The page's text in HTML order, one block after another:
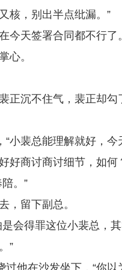
核，别出半点纰漏。”
今天签署合同都不行了。
心。
正沉不住气，裴正却
“小裴总能理解就好，
好商讨商讨细节，如何
。”
，留下副总。
会得罪这位小裴总，
”
过他在沙发坐下，“你